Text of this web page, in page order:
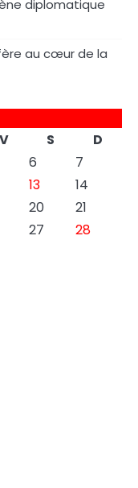
diplomatique
au cœur de la
V S
D
6
7
13
14
20
21
27
28